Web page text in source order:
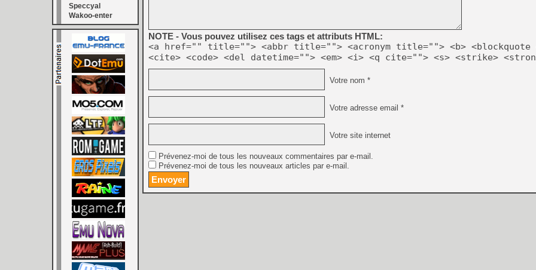
[Mo5] Deux inédits du
[GK] Le beat'em up The
[GK] Endless Legend 2 :
[LS] [PS5] Le WebKit
[GK] Oubliez Crazy Taxi,
[LS] [Switch] NSZ 5.0.0
[GK] No More Room in
[GK] Un chatbot Atelier
Speccyal
Wakoo-enter
NOTE - Vous pouvez utilisez ces tags et attributs HTML:
<a href="" title=""> <abbr title=""> <acronym title=""> <b> <blockquote
<cite> <code> <del datetime=""> <em> <i> <q cite=""> <s> <strike>
Votre nom *
Votre adresse email *
Votre site internet
Prévenez-moi de tous les nouveaux commentaires par e-mail.
Prévenez-moi de tous les nouveaux articles par e-mail.